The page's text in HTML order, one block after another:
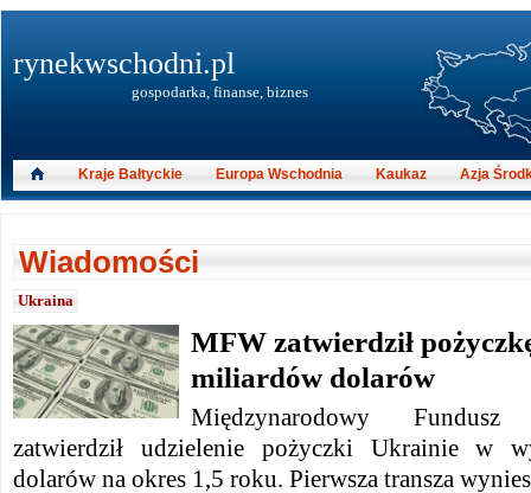
Wiadomości
Ukraina
MFW zatwierdził
miliardów dolarów
Międzynarodowy
zatwierdził udzielenie pożyczki Ukrainie w
dolarów na okres 1,5 roku. Pierwsza transza
rynekwschodni.pl
gospodarka, finanse, biznes
Kraje Bałtyckie Europa Wschodnia Kaukaz Azja